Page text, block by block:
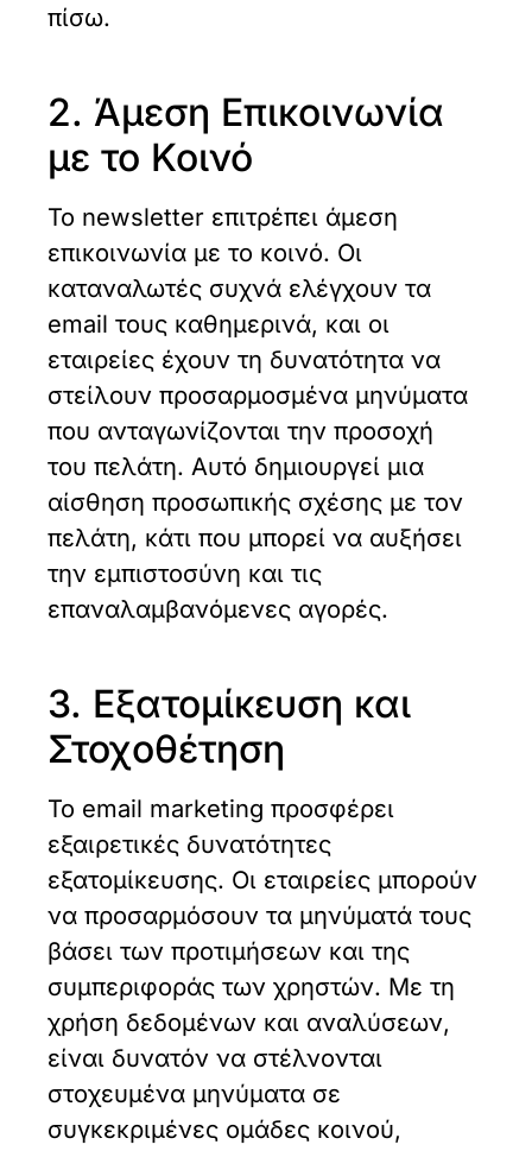
πίσω.
2. Άμεση Επικοινωνία
με το Κοινό
Το newsletter επιτρέπει άμεση
επικοινωνία με το κοινό. Οι
καταναλωτές συχνά ελέγχουν τα
email τους καθημερινά, και οι
εταιρείες έχουν τη δυνατότητα να
στείλουν προσαρμοσμένα μηνύματα
που ανταγωνίζονται την προσοχή
του πελάτη. Αυτό δημιουργεί μια
αίσθηση προσωπικής σχέσης με τον
πελάτη, κάτι που μπορεί να αυξήσει
την εμπιστοσύνη και τις
επαναλαμβανόμενες αγορές.
3. Εξατομίκευση και
Στοχοθέτηση
Το email marketing προσφέρει
εξαιρετικές δυνατότητες
εξατομίκευσης. Οι εταιρείες μπορούν
να προσαρμόσουν τα μηνύματά τους
βάσει των προτιμήσεων και της
συμπεριφοράς των χρηστών. Με τη
χρήση δεδομένων και αναλύσεων,
είναι δυνατόν να στέλνονται
στοχευμένα μηνύματα σε
συγκεκριμένες ομάδες κοινού,